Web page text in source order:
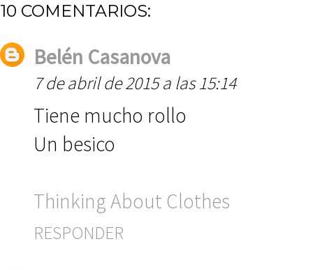
10 COMENTARIOS:
Belén Casanova
7 de abril de 2015 a las 15:14
Tiene mucho rollo
Un besico
Thinking About Clothes
RESPONDER